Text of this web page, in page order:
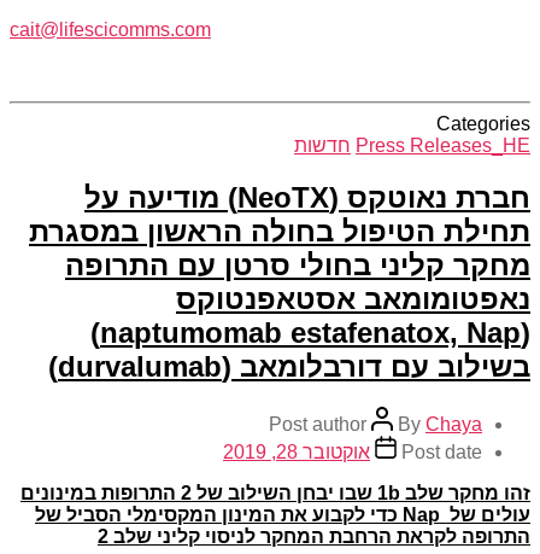
cait@lifescicomms.com
Categories
Press Releases_HE חדשות
חברת נאוטקס (NeoTX) מודיעה על
תחילת הטיפול בחולה הראשון במסגרת
מחקר קליני בחולי סרטן עם התרופה
נאפטומומאב אסטאפנטוקס
(naptumomab estafenatox, Nap)
בשילוב עם דורבלומאב (durvalumab)
Post author By Chaya
Post date
אוקטובר 28, 2019
זהו מחקר שלב 1b
שבו יבחן השילוב של 2 התרופות במינונים
עולים של Nap כדי לקבוע את המינון המקסימלי הסביל של
התרופה לקראת הרחבת המחקר לניסוי קליני שלב 2